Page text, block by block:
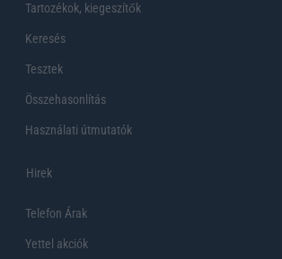
Tartozékok, kiegeszítők
Keresés
Tesztek
Összehasonlítás
Használati útmutatók
Hirek
Telefon Árak
Yettel akciók